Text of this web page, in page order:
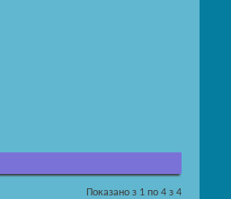
Показано з 1 по 4 з 4